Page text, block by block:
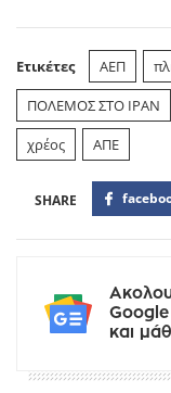
Ετικέτες ΑΕΠ
ΠΟΛΕΜΟΣ ΣΤΟ ΙΡΑΝ
χρέος
ΑΠΕ
και